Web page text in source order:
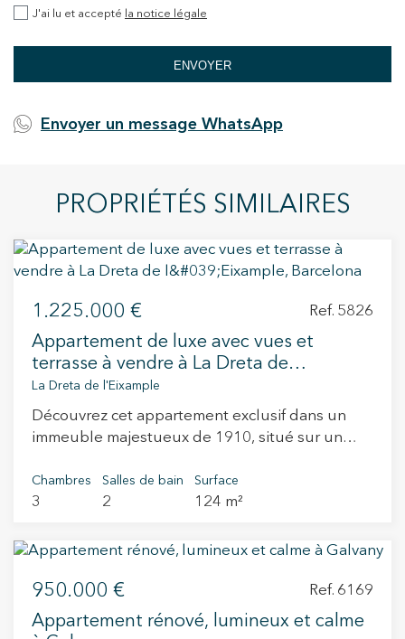
J'ai lu et accepté la notice légale
ENVOYER
Envoyer un message WhatsApp
PROPRIÉTÉS SIMILAIRES
1.225.000 € Ref. 5826
Appartement de luxe avec vues et
terrasse à vendre à La Dreta de
l'Eixample, Barcelona
La Dreta de l'Eixample
Découvrez cet appartement exclusif dans un
immeuble majestueux de 1910, situé sur un
plein Eixample. L’immeuble dispose d’un
ascenseur et l’appartement, situé au troisième
projet d’intérieur soigné dans les moindres
124 m² d’élégance. Le salon-salle à manger avec
cuisine intégrée s’ouvre sur trois balcons
extérieurs permettant de profiter de superbes
Chambres
3
Salles de bain
2
Surface
124 m²
950.000 € Ref. 6169
Appartement rénové, lumineux et calme